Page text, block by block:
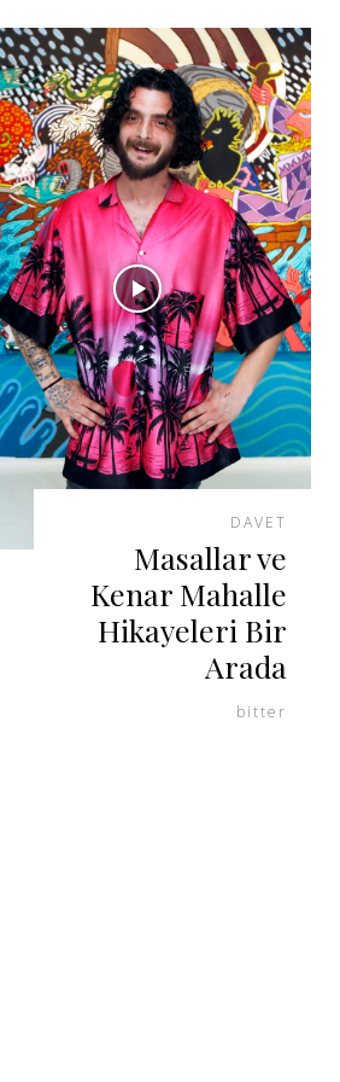
DAVET
Masallar ve
Kenar Mahalle
Hikayeleri Bir
Arada
bitter